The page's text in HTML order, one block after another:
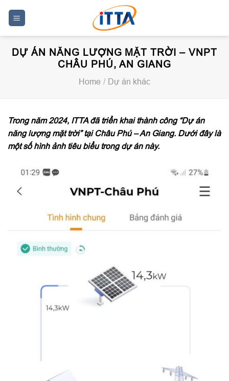
DỰ ÁN NĂNG LƯỢNG MẶT TRỜI – VNPT
CHÂU PHÚ, AN GIANG
Home / Dự án khác
Trong năm 2024, ITTA đã triển khai thành công “Dự án
năng lượng mặt trời” tại Châu Phú – An Giang. Dưới đây là
một số hình ảnh tiêu biểu trong dự án này.